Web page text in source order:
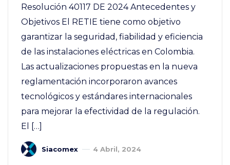
Resolución 40117 DE 2024 Antecedentes y
Objetivos El RETIE tiene como objetivo
garantizar la seguridad, fiabilidad y eficiencia
de las instalaciones eléctricas en Colombia.
Las actualizaciones propuestas en la nueva
reglamentación incorporaron avances
tecnológicos y estándares internacionales
para mejorar la efectividad de la regulación.
El […]
Siacomex 4 Abril, 2024